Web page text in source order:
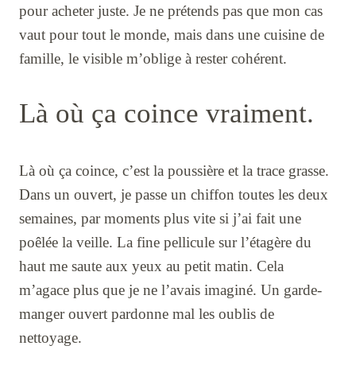
pour acheter juste. Je ne prétends pas que mon cas
vaut pour tout le monde, mais dans une cuisine de
famille, le visible m’oblige à rester cohérent.
Là où ça coince vraiment.
Là où ça coince, c’est la poussière et la trace grasse.
Dans un ouvert, je passe un chiffon toutes les deux
semaines, par moments plus vite si j’ai fait une
poêlée la veille. La fine pellicule sur l’étagère du
haut me saute aux yeux au petit matin. Cela
m’agace plus que je ne l’avais imaginé. Un garde-
manger ouvert pardonne mal les oublis de
nettoyage.